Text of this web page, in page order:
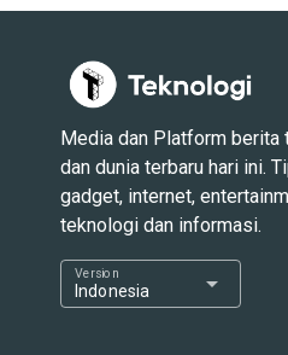
Media dan Platform
dan dunia terbaru hari ini.
gadget, internet,
teknologi dan informasi.
Indonesia
Version arrow_drop_down